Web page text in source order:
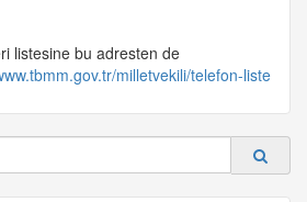
listesine bu adresten de
milletvekili/telefon-liste